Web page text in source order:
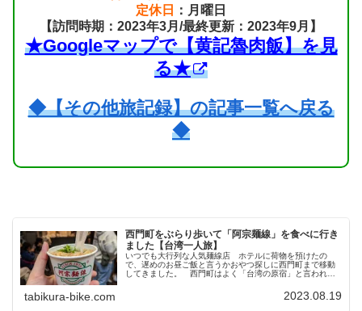
定休日
：月曜日
【訪問時期：2023年3月/最終更新：2023年9月】
★Googleマップで【黄記魯肉飯】を見
る★
◆【その他旅記録】の記事一覧へ戻る
◆
西門町をぶらり歩いて「阿宗麺線」を食べに行き
ました【台湾一人旅】
いつでも大行列な人気麺線店 ホテルに荷物を預けたの
で、遅めのお昼ご飯と言うかおやつ探しに西門町まで移動
してきました。 西門町はよく「台湾の原宿」と言われる
tabikura-bike.com 2023.08.19